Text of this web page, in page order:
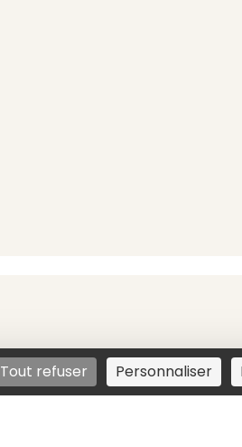
Tout refuser Personnaliser